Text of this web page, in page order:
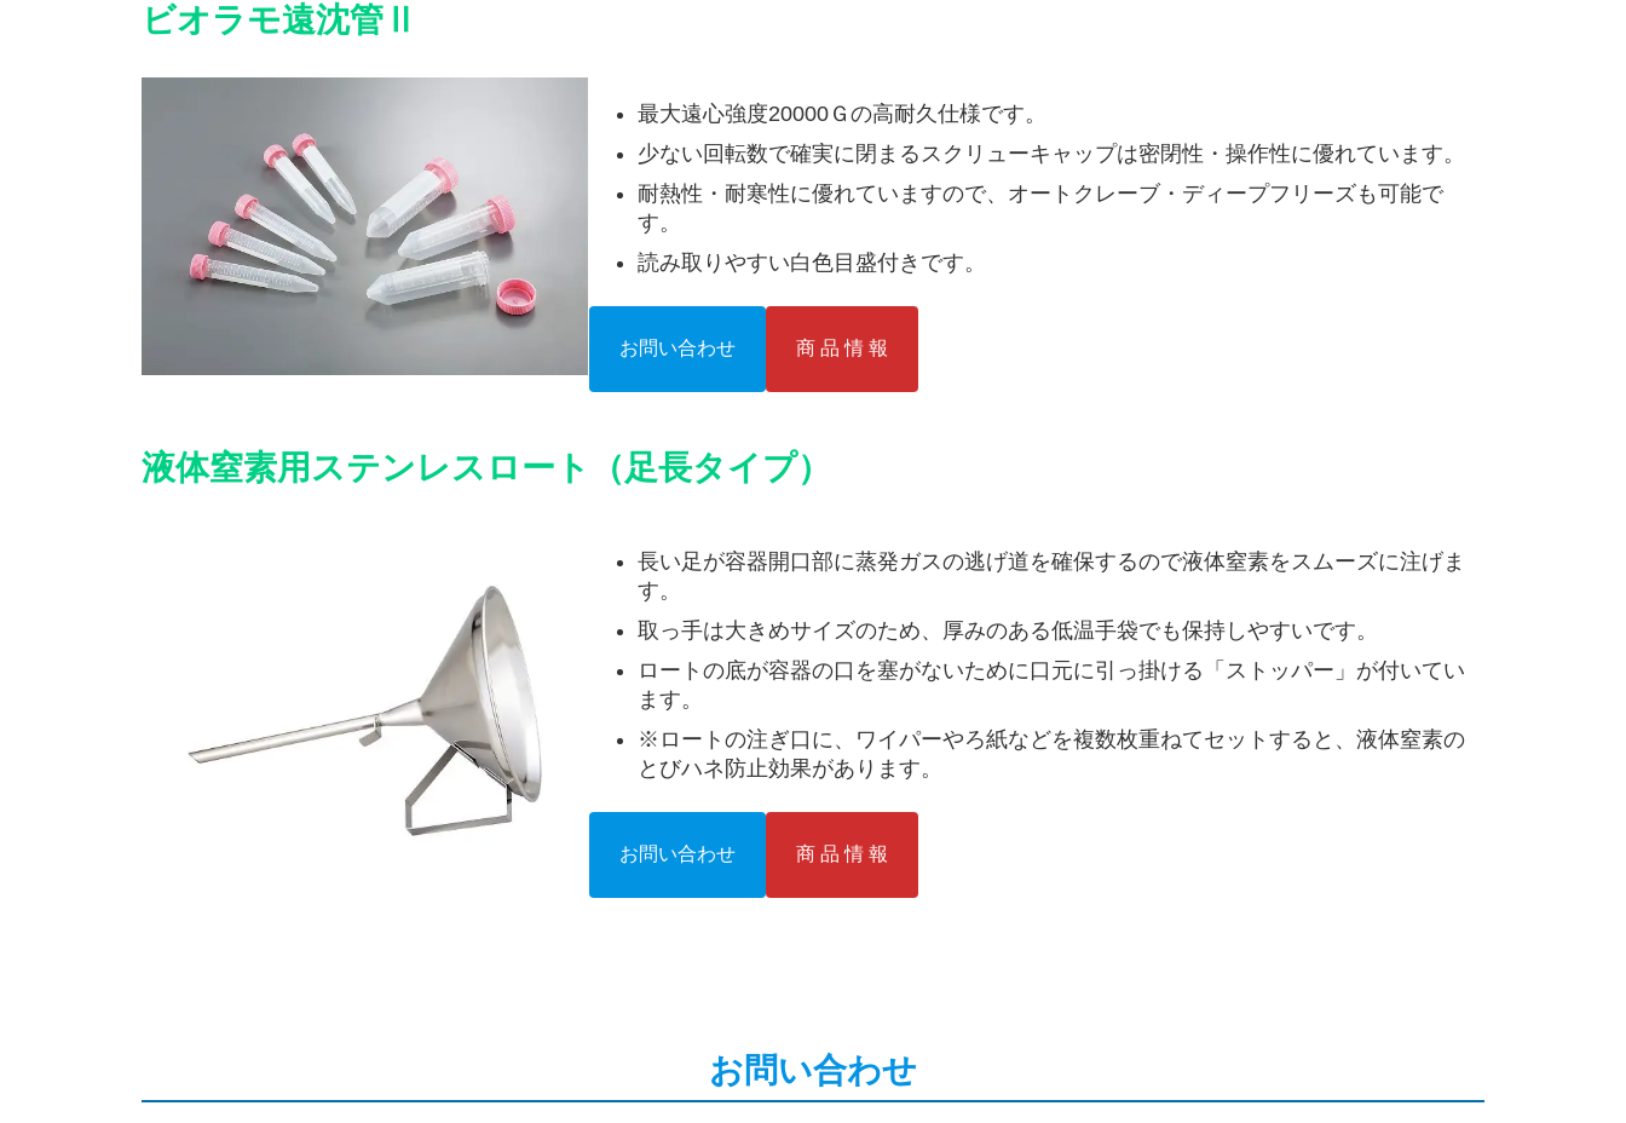
ビオラモ遠沈管Ⅱ
最大遠心強度20000Ｇの高耐久仕様です。
少ない回転数で確実に閉まるスクリューキャップは密閉性・操作性に優れています。
耐熱性・耐寒性に優れていますので、オートクレーブ・ディープフリーズも可能で
す。
読み取りやすい白色目盛付きです。
お問い合わせ 商 品 情 報
液体窒素用ステンレスロート（足長タイプ）
長い足が容器開口部に蒸発ガスの逃げ道を確保するので液体窒素をスムーズに注げま
す。
取っ手は大きめサイズのため、厚みのある低温手袋でも保持しやすいです。
ロートの底が容器の口を塞がないために口元に引っ掛ける「ストッパー」が付いてい
ます。
※ロートの注ぎ口に、ワイパーやろ紙などを複数枚重ねてセットすると、液体窒素の
とびハネ防止効果があります。
お問い合わせ 商 品 情 報
お問い合わせ